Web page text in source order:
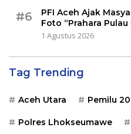
#6
PFI Aceh Ajak
Foto “Prahara
1 Agustus 2026
Tag Trending
Aceh Utara Pemilu
Polres Lhokseumawe